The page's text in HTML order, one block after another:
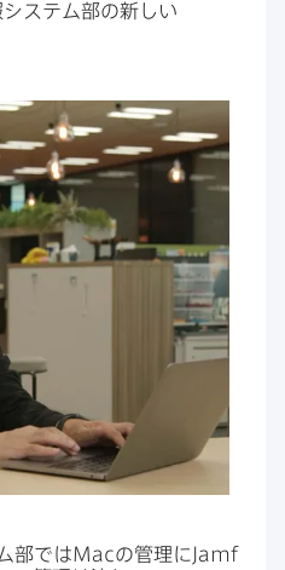
ステム部の​新しい​
部ではMacの​管理に Jamf